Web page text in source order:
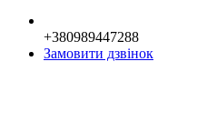
+380989447288
Замовити дзвінок